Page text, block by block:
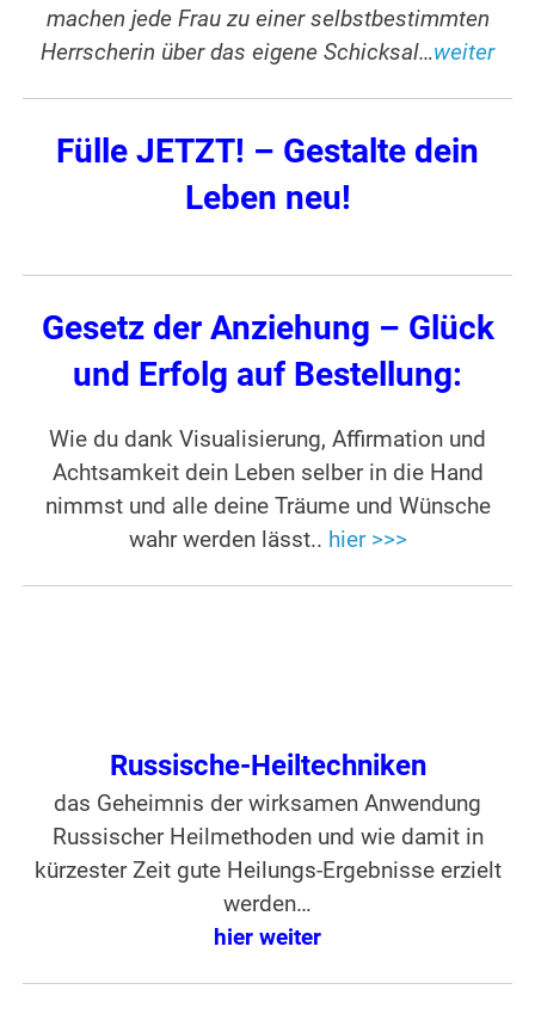
machen jede Frau zu einer selbstbestimmten
Herrscherin über das eigene Schicksal…weiter
Fülle JETZT! – Gestalte dein
Leben neu!
Gesetz der Anziehung – Glück
und Erfolg auf Bestellung:
Wie du dank Visualisierung, Affirmation und
Achtsamkeit dein Leben selber in die Hand
nimmst und alle deine Träume und Wünsche
wahr werden lässt.. hier >>>
Russische-Heiltechniken
das Geheimnis der wirksamen Anwendung
Russischer Heilmethoden und wie damit in
kürzester Zeit gute Heilungs-Ergebnisse erzielt
werden…
hier weiter